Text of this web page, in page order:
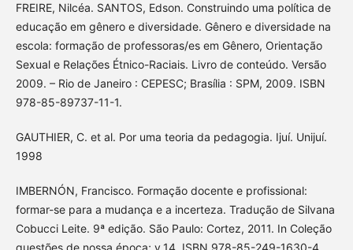
FREIRE, Nilcéa. SANTOS, Edson. Construindo uma política de
educação em gênero e diversidade. Gênero e diversidade na
escola: formação de professoras/es em Gênero, Orientação
Sexual e Relações Étnico-Raciais. Livro de conteúdo. Versão
2009. – Rio de Janeiro : CEPESC; Brasília : SPM, 2009. ISBN
978-85-89737-11-1.
GAUTHIER, C. et al. Por uma teoria da pedagogia. Ijuí. Unijuí.
1998
IMBERNÓN, Francisco. Formação docente e profissional:
formar-se para a mudança e a incerteza. Tradução de Silvana
Cobucci Leite. 9ª edição. São Paulo: Cortez, 2011. In Coleção